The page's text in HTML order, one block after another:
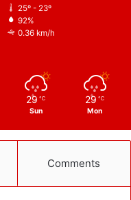
25º - 23º
92%
0.36 km/h
29 ℃
Sun
29 ℃
Mon
Comments